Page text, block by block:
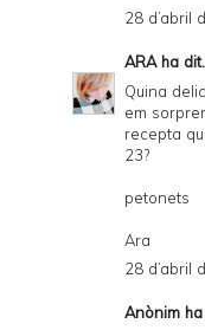
28 d’abril
ARAha
Quina
em
recepta
23?
petonets
Ara
28 d’abril
Anònim ha